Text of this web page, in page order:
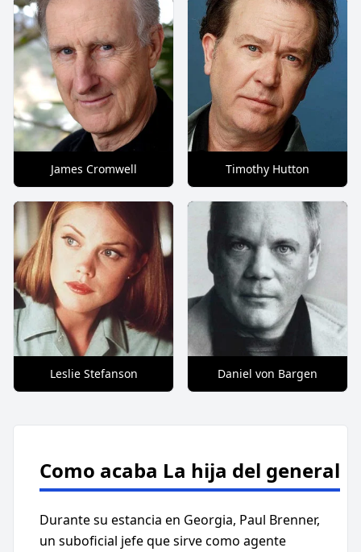
James Cromwell Timothy Hutton
Leslie Stefanson Daniel von Bargen
Como acaba La hija del general
Durante su estancia en Georgia, Paul Brenner,
un suboficial jefe que sirve como agente